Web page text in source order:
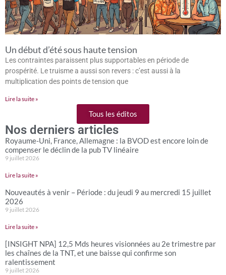
Un début d’été sous haute tension
Les contraintes paraissent plus supportables en période de
prospérité. Le truisme a aussi son revers : c’est aussi à la
multiplication des points de tension que
Lire la suite »
Tous les éditos
Nos derniers articles
Royaume-Uni, France, Allemagne : la BVOD est encore loin de
compenser le déclin de la pub TV linéaire
9 juillet 2026
Lire la suite »
Nouveautés à venir – Période : du jeudi 9 au mercredi 15 juillet
2026
9 juillet 2026
Lire la suite »
[INSIGHT NPA] 12,5 Mds heures visionnées au 2e trimestre par
les chaînes de la TNT, et une baisse qui confirme son
ralentissement
9 juillet 2026